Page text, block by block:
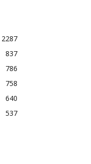
2287
837
786
758
640
537